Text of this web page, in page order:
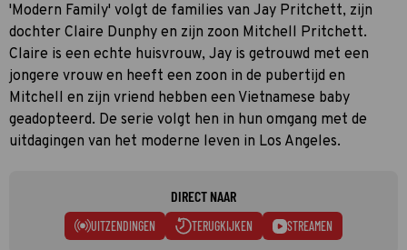
'Modern Family' volgt de families van Jay Pritchett, zijn
dochter Claire Dunphy en zijn zoon Mitchell Pritchett.
Claire is een echte huisvrouw, Jay is getrouwd met een
jongere vrouw en heeft een zoon in de pubertijd en
Mitchell en zijn vriend hebben een Vietnamese baby
geadopteerd. De serie volgt hen in hun omgang met de
uitdagingen van het moderne leven in Los Angeles.
DIRECT NAAR
UITZENDINGEN TERUGKIJKEN STREAMEN